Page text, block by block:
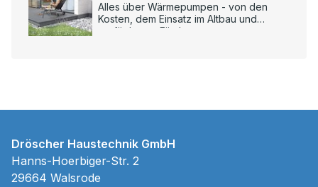
Alles über Wärmepumpen - von den
Kosten, dem Einsatz im Altbau und
verfügbaren Förderungen.
Dröscher Haustechnik GmbH
Hanns-Hoerbiger-Str. 2
29664 Walsrode